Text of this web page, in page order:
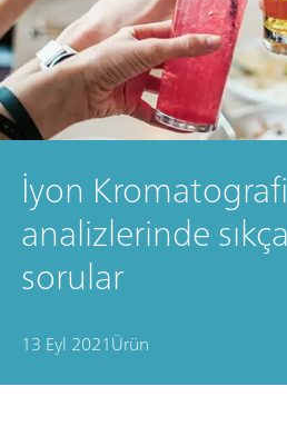
İyon
analizlerinde
sorular
13 Eyl 2021Ürün